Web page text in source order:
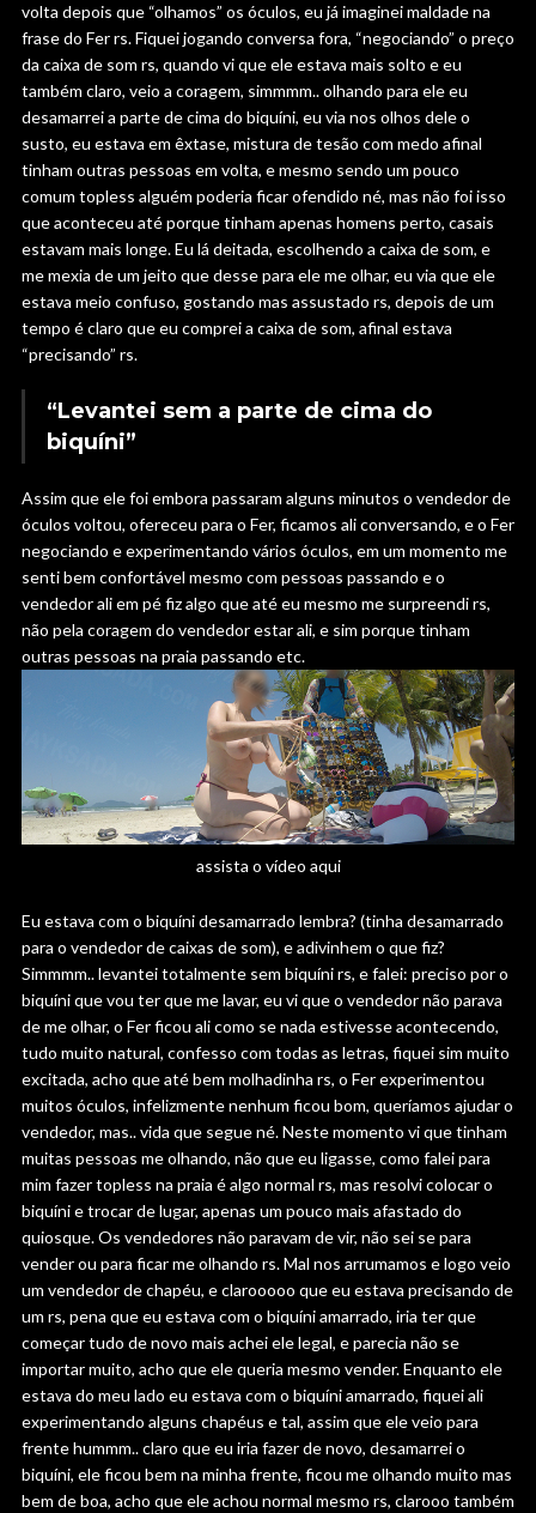
volta depois que “olhamos” os óculos, eu já imaginei maldade na
frase do Fer rs. Fiquei jogando conversa fora, “negociando” o preço
da caixa de som rs, quando vi que ele estava mais solto e eu
também claro, veio a coragem, simmmm.. olhando para ele eu
desamarrei a parte de cima do biquíni, eu via nos olhos dele o
susto, eu estava em êxtase, mistura de tesão com medo afinal
tinham outras pessoas em volta, e mesmo sendo um pouco
comum topless alguém poderia ficar ofendido né, mas não foi isso
que aconteceu até porque tinham apenas homens perto, casais
estavam mais longe. Eu lá deitada, escolhendo a caixa de som, e
me mexia de um jeito que desse para ele me olhar, eu via que ele
estava meio confuso, gostando mas assustado rs, depois de um
tempo é claro que eu comprei a caixa de som, afinal estava
“precisando” rs.
“Levantei sem a parte de cima do
biquíni”
Assim que ele foi embora passaram alguns minutos o vendedor de
óculos voltou, ofereceu para o Fer, ficamos ali conversando, e o Fer
negociando e experimentando vários óculos, em um momento me
senti bem confortável mesmo com pessoas passando e o
vendedor ali em pé fiz algo que até eu mesmo me surpreendi rs,
não pela coragem do vendedor estar ali, e sim porque tinham
outras pessoas na praia passando etc.
assista o vídeo aqui
Eu estava com o biquíni desamarrado lembra? (tinha desamarrado
para o vendedor de caixas de som), e adivinhem o que fiz?
Simmmm.. levantei totalmente sem biquíni rs, e falei: preciso por o
biquíni que vou ter que me lavar, eu vi que o vendedor não parava
de me olhar, o Fer ficou ali como se nada estivesse acontecendo,
tudo muito natural, confesso com todas as letras, fiquei sim muito
excitada, acho que até bem molhadinha rs, o Fer experimentou
muitos óculos, infelizmente nenhum ficou bom, queríamos ajudar o
vendedor, mas.. vida que segue né. Neste momento vi que tinham
muitas pessoas me olhando, não que eu ligasse, como falei para
mim fazer topless na praia é algo normal rs, mas resolvi colocar o
biquíni e trocar de lugar, apenas um pouco mais afastado do
quiosque. Os vendedores não paravam de vir, não sei se para
vender ou para ficar me olhando rs. Mal nos arrumamos e logo veio
um vendedor de chapéu, e clarooooo que eu estava precisando de
um rs, pena que eu estava com o biquíni amarrado, iria ter que
começar tudo de novo mais achei ele legal, e parecia não se
importar muito, acho que ele queria mesmo vender. Enquanto ele
estava do meu lado eu estava com o biquíni amarrado, fiquei ali
experimentando alguns chapéus e tal, assim que ele veio para
frente hummm.. claro que eu iria fazer de novo, desamarrei o
biquíni, ele ficou bem na minha frente, ficou me olhando muito mas
bem de boa, acho que ele achou normal mesmo rs, clarooo também